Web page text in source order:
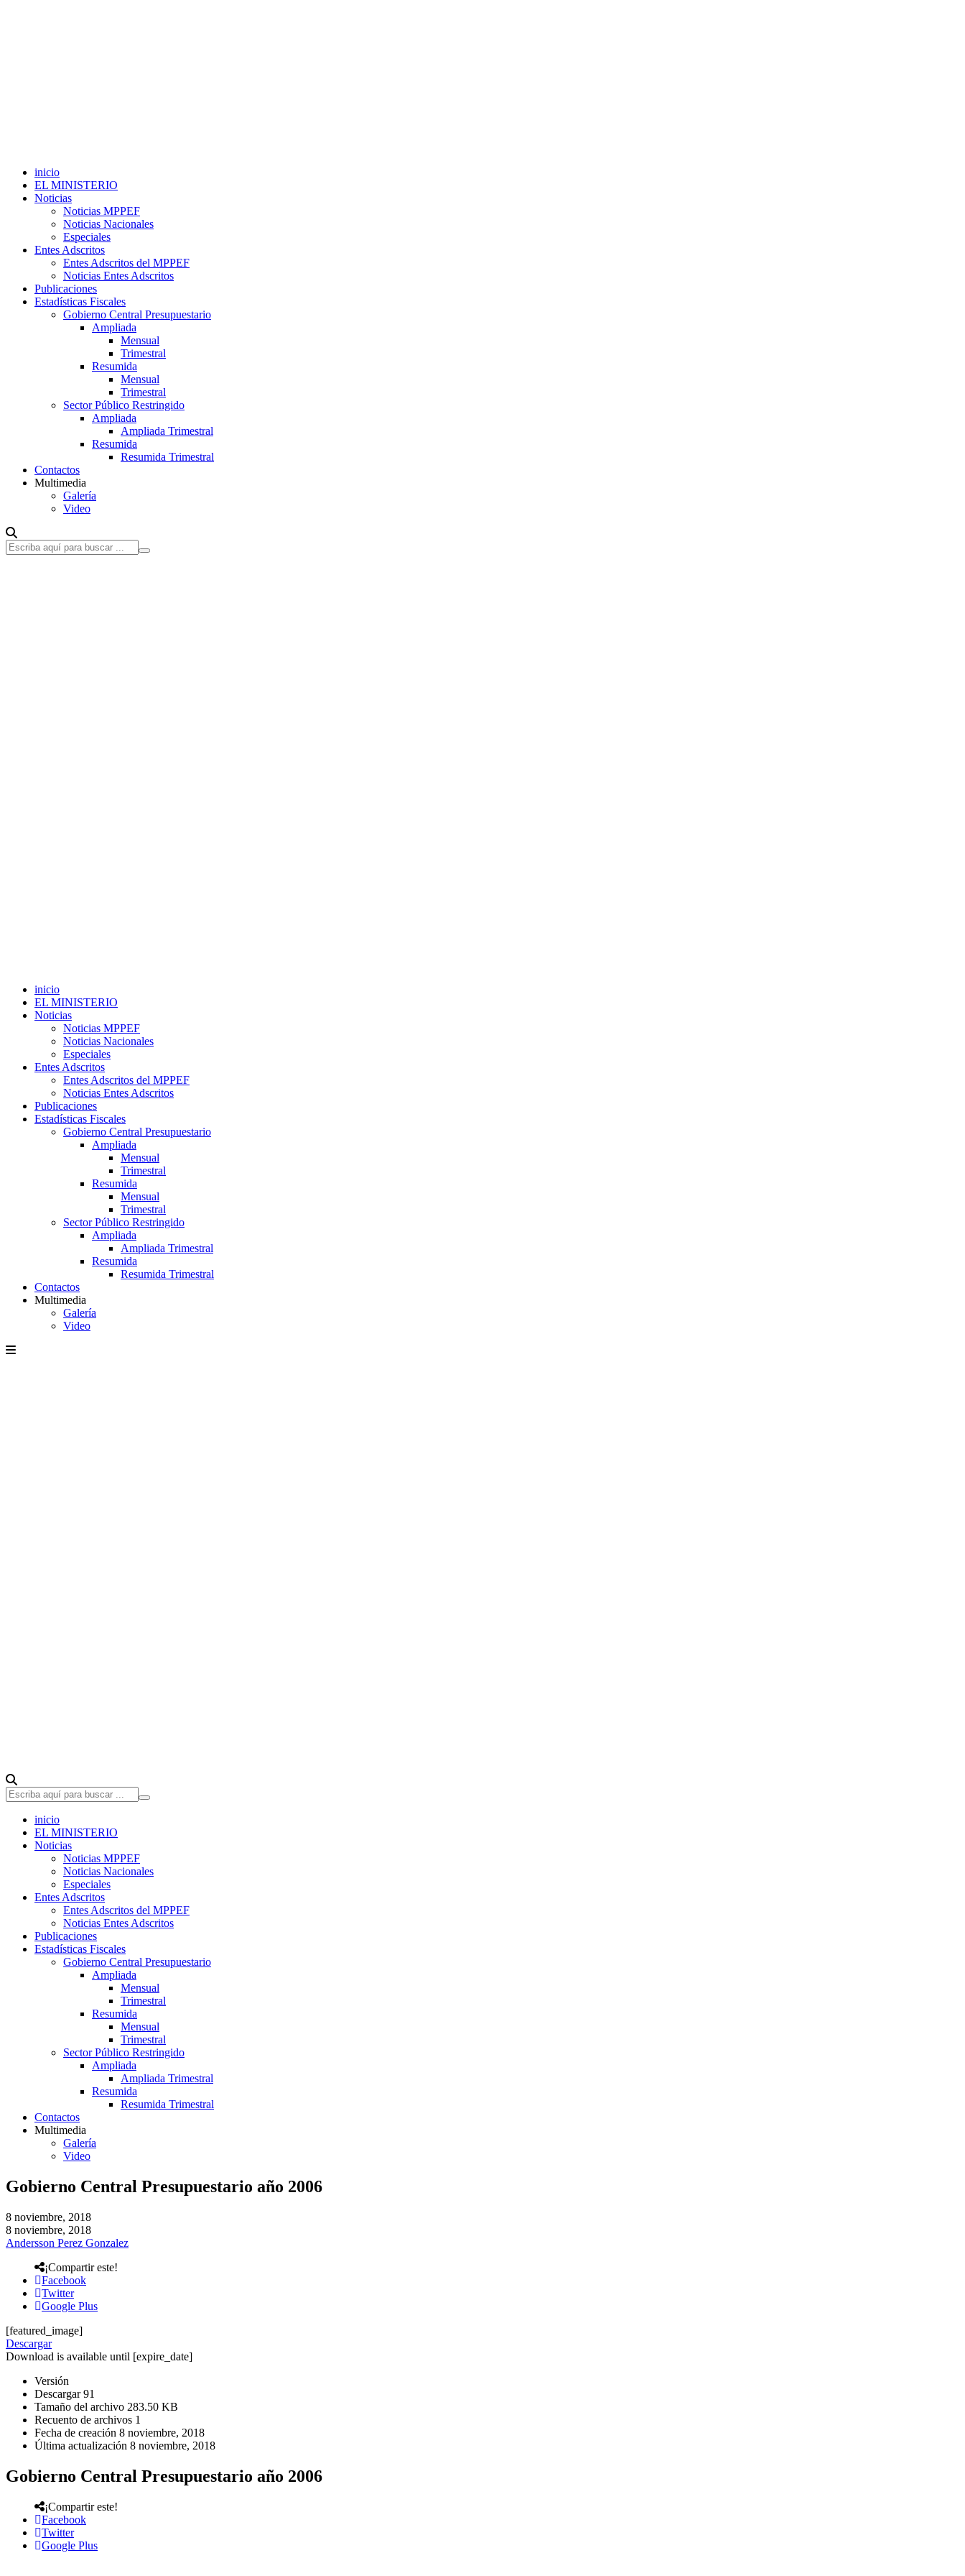
inicio
EL MINISTERIO
Noticias
Noticias MPPEF
Noticias Nacionales
Especiales
Entes Adscritos
Entes Adscritos del MPPEF
Noticias Entes Adscritos
Publicaciones
Estadísticas Fiscales
Gobierno Central Presupuestario
Ampliada
Mensual
Trimestral
Resumida
Mensual
Trimestral
Sector Público Restringido
Ampliada
Ampliada Trimestral
Resumida
Resumida Trimestral
Contactos
Multimedia
Galería
Video
inicio
EL MINISTERIO
Noticias
Noticias MPPEF
Noticias Nacionales
Especiales
Entes Adscritos
Entes Adscritos del MPPEF
Noticias Entes Adscritos
Publicaciones
Estadísticas Fiscales
Gobierno Central Presupuestario
Ampliada
Mensual
Trimestral
Resumida
Mensual
Trimestral
Sector Público Restringido
Ampliada
Ampliada Trimestral
Resumida
Resumida Trimestral
Contactos
Multimedia
Galería
Video
inicio
EL MINISTERIO
Noticias
Noticias MPPEF
Noticias Nacionales
Especiales
Entes Adscritos
Entes Adscritos del MPPEF
Noticias Entes Adscritos
Publicaciones
Estadísticas Fiscales
Gobierno Central Presupuestario
Ampliada
Mensual
Trimestral
Resumida
Mensual
Trimestral
Sector Público Restringido
Ampliada
Ampliada Trimestral
Resumida
Resumida Trimestral
Contactos
Multimedia
Galería
Video
Gobierno Central Presupuestario año 2006
8 noviembre, 2018
8 noviembre, 2018
Andersson Perez Gonzalez
¡Compartir este!
Facebook
Twitter
Google Plus
[featured_image]
Descargar
Download is available until [expire_date]
Versión
Descargar91
Tamaño del archivo 283.50 KB
Recuento de archivos 1
Fecha de creación 8 noviembre, 2018
Última actualización 8 noviembre, 2018
Gobierno Central Presupuestario año 2006
¡Compartir este!
Facebook
Twitter
Google Plus